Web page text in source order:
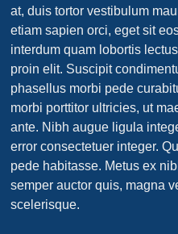
at, duis tortor vestibulum
etiam sapien orci, eget sit
interdum quam lobortis
proin elit. Suscipit
phasellus morbi pede
morbi porttitor ultricies, ut
ante. Nibh augue ligula
error consectetuer integer.
pede habitasse. Metus ex
semper auctor quis, magna
scelerisque.